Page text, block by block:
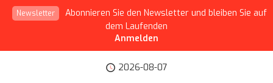
Newsletter
Abonnieren Sie den Newsletter und bleiben Sie auf
dem Laufenden
Anmelden
2026-08-07